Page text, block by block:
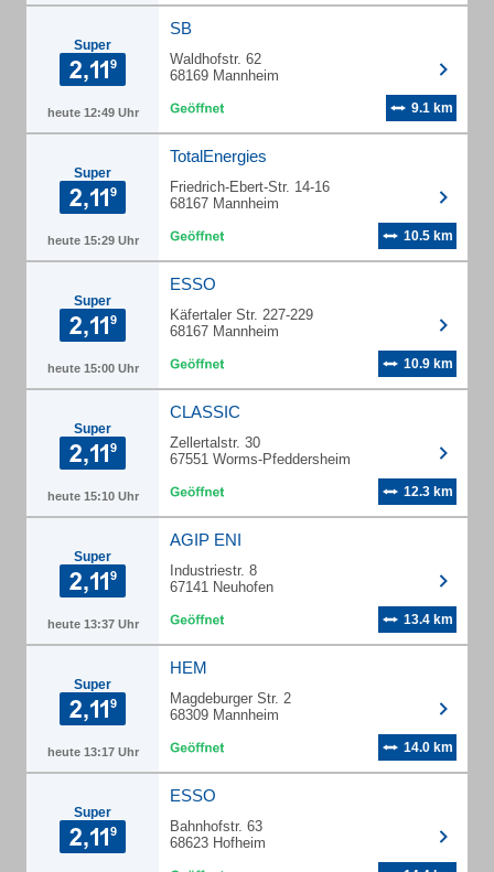
Super
heute 12:49 Uhr
SB
Waldhofstr. 62
68169 Mannheim
9.1 km
Super
heute 15:29 Uhr
TotalEnergies
Friedrich-Ebert-Str. 14-16
68167 Mannheim
10.5 km
Super
heute 15:00 Uhr
ESSO
Käfertaler Str. 227-229
68167 Mannheim
10.9 km
Super
heute 15:10 Uhr
CLASSIC
Zellertalstr. 30
67551 Worms-Pfeddersheim
12.3 km
Super
heute 13:37 Uhr
AGIP ENI
Industriestr. 8
67141 Neuhofen
13.4 km
Super
heute 13:17 Uhr
HEM
Magdeburger Str. 2
68309 Mannheim
14.0 km
Super
ESSO
Bahnhofstr. 63
68623 Hofheim